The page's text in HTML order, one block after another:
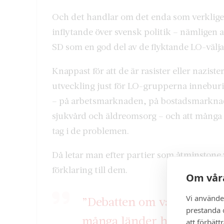
Om
Vi
prestanda
att
Och det handlar om det enda som
inflytande över svensk politik – nämligen
SD som en god del av de flyktande LO-
Knappast för att de är rasister eller
utveckling just för LO-grupperna
– på arbetsmarknaden, på
sjukvård och äldreomsorg – och att
tag i de problemen.
Då letar man efter partier som
förklaring till dem.
”Debatten om varför SD
många länder har